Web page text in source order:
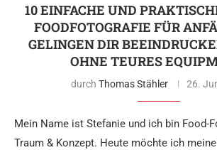
10 EINFACHE UND
FOODFOTOGRAFIE FÜR
GELINGEN DIR
OHNE TEURES
durch Thomas Stähler 26.
Mein Name ist Stefanie und ich bin Food-
Traum & Konzept. Heute möchte ich